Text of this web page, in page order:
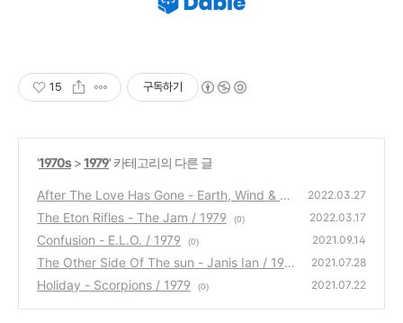
15 구독하기
'1970s>1979' 카테고리의 다른 글
After The Love Has Gone - Earth, Wind & Fir
e / 1979
(0)
2022.03.27
The Eton Rifles - The Jam / 1979 (0) 2022.03.17
Confusion - E.L.O. / 1979 (0) 2021.09.14
The Other Side Of The sun - Janis Ian / 197
9
(0)
2021.07.28
Holiday - Scorpions / 1979 (0) 2021.07.22